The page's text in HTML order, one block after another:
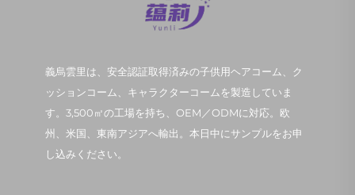
義烏雲里は、安全認証取得済みの子供用ヘアコーム、ク
ッションコーム、キャラクターコームを製造していま
す。3,500㎡の工場を持ち、OEM／ODMに対応。欧
州、米国、東南アジアへ輸出。本日中にサンプルをお申
し込みください。